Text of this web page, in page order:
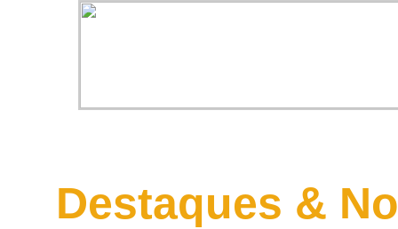
Destaques &